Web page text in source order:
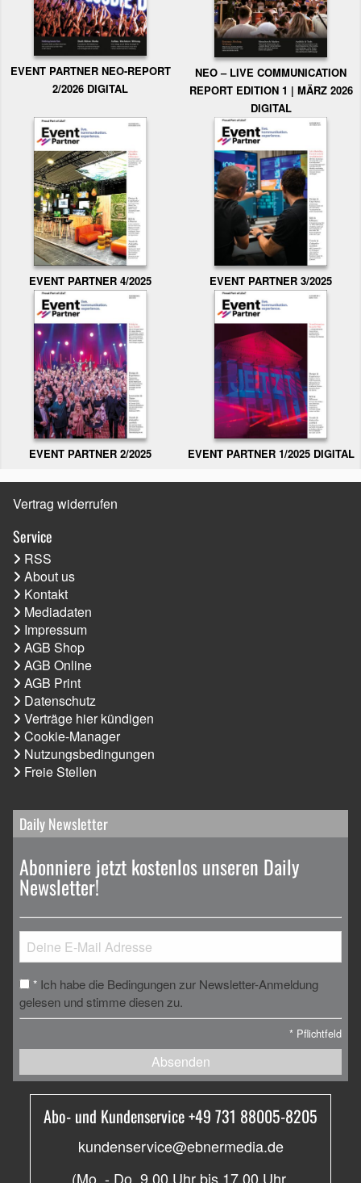
EVENT PARTNER NEO-REPORT
2/2026 DIGITAL
NEO – LIVE COMMUNICATION
REPORT EDITION 1 | MÄRZ 2026
DIGITAL
EVENT PARTNER 4/2025 EVENT PARTNER 3/2025
EVENT PARTNER 2/2025 EVENT PARTNER 1/2025 DIGITAL
Vertrag widerrufen
Service
RSS
About us
Kontakt
Mediadaten
Impressum
AGB Shop
AGB Online
AGB Print
Datenschutz
Verträge hier kündigen
Cookie-Manager
Nutzungsbedingungen
Freie Stellen
Daily Newsletter
Abonniere jetzt kostenlos unseren Daily
Newsletter!
* Ich habe die Bedingungen zur Newsletter-Anmeldung
gelesen und stimme diesen zu.
* Pflichtfeld
Absenden
Abo- und Kundenservice +49 731 88005-8205
kundenservice@ebnermedia.de
(Mo. - Do. 9.00 Uhr bis 17.00 Uhr,